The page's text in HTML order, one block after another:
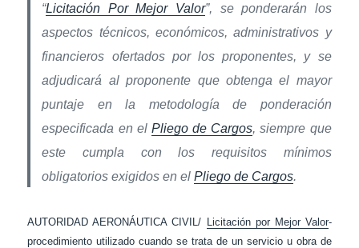
“Licitación Por Mejor Valor”, se ponderarán los
aspectos técnicos, económicos, administrativos y
financieros ofertados por los proponentes, y se
adjudicará al proponente que obtenga el mayor
puntaje en la metodología de ponderación
especificada en el Pliego de Cargos, siempre que
este cumpla con los requisitos mínimos
obligatorios exigidos en elPliego de Cargos.
AUTORIDAD AERONÁUTICA CIVIL/ Licitación por Mejor Valor-
procedimiento utilizado cuando se trata de un servicio u obra de